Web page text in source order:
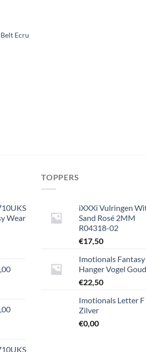
Ecru
Wear
TOPPERS
iXXXi Vulringen
Sand Rosé 2MM
R04318-02
€17,50
Imotionals Fantasy
Hanger Vogel Goud
€22,50
Imotionals Letter F
Zilver
€0,00